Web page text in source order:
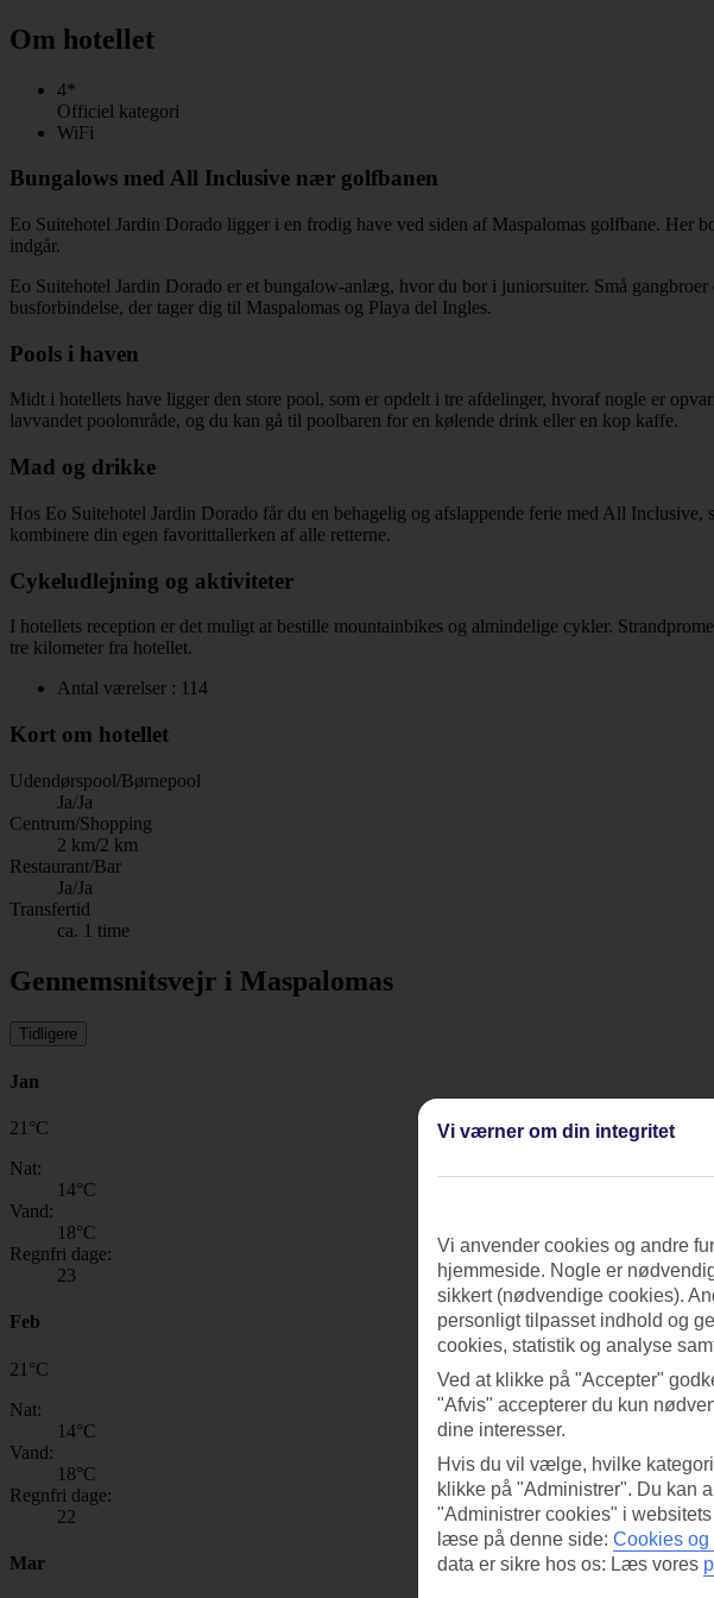
Om hotellet
4*
Officiel kategori
WiFi
Bungalows med All Inclusive nær golfbanen
Eo Suitehotel Jardin Dorado ligger i en frodig have ved siden af ​​Maspalomas golfbane.
indgår.
Eo Suitehotel Jardin Dorado er et bungalow-anlæg, hvor du bor i juniorsuiter. Små
busforbindelse, der tager dig til Maspalomas og Playa del Ingles.
Pools i haven
Midt i hotellets have ligger den store pool, som er opdelt i tre afdelinger, hvoraf nogle er
lavvandet poolområde, og du kan gå til poolbaren for en kølende drink eller en kop kaffe.
Mad og drikke
Hos Eo Suitehotel Jardin Dorado får du en behagelig og afslappende ferie med All
kombinere din egen favorittallerken af alle retterne.
Cykeludlejning og aktiviteter
I hotellets reception er det muligt at bestille mountainbikes og almindelige cykler.
tre kilometer fra hotellet.
Antal værelser : 114
Kort om hotellet
Udendørspool/Børnepool
Ja/Ja
Centrum/Shopping
2 km/2 km
Restaurant/Bar
Ja/Ja
Transfertid
ca. 1 time
Gennemsnitsvejr i Maspalomas
Tidligere
Jan
21 °C
Nat:
14°C
Vand:
18°C
Regnfri dage:
23
Feb
21 °C
Nat:
14°C
Vand:
18°C
Regnfri dage:
22
Mar
Vi værner om din integritet
Vi anvender cookies og andre
hjemmeside. Nogle er
sikkert (nødvendige cookies).
personligt tilpasset indhold og
cookies, statistik og analyse
Ved at klikke på "Accepter"
"Afvis" accepterer du kun
dine interesser.
Hvis du vil vælge, hvilke
klikke på "Administrer". Du kan
"Administrer cookies" i
læse på denne side: Cookies og
data er sikre hos os: Læs vores